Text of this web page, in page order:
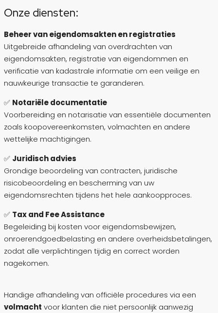
Onze diensten:
Beheer van eigendomsakten en registraties
Uitgebreide afhandeling van overdrachten van
eigendomsakten, registratie van eigendommen en
verificatie van kadastrale informatie om een veilige en
nauwkeurige transactie te garanderen.
✅ Notariële documentatie
Voorbereiding en notarisatie van essentiële documenten
zoals koopovereenkomsten, volmachten en andere
wettelijke machtigingen.
✅ Juridisch advies
Grondige beoordeling van contracten, juridische
risicobeoordeling en bescherming van uw
eigendomsrechten tijdens het hele aankoopproces.
✅ Tax and Fee Assistance
Begeleiding bij kosten voor eigendomsbewijzen,
onroerendgoedbelasting en andere overheidsbetalingen,
zodat alle verplichtingen tijdig en correct worden
nagekomen.
Handige afhandeling van officiële procedures via een
volmacht voor klanten die niet persoonlijk aanwezig